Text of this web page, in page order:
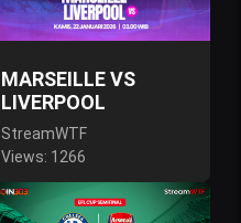
MARSEILLE VS
LIVERPOOL
StreamWTF
Views: 1266